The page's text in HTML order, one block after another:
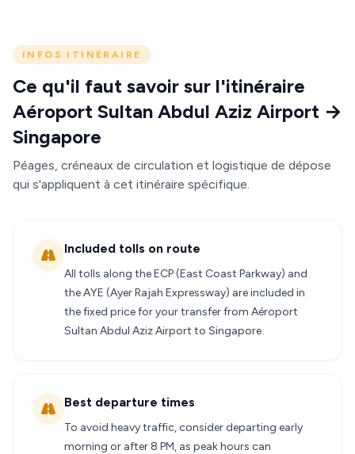
INFOS ITINÉRAIRE
Ce qu'il faut savoir sur l'itinéraire
Aéroport Sultan Abdul Aziz Airport →
Singapore
Péages, créneaux de circulation et logistique de dépose
qui s'appliquent à cet itinéraire spécifique.
Included tolls on route
All tolls along the ECP (East Coast Parkway) and
the AYE (Ayer Rajah Expressway) are included in
the fixed price for your transfer from Aéroport
Sultan Abdul Aziz Airport to Singapore.
Best departure times
To avoid heavy traffic, consider departing early
morning or after 8 PM, as peak hours can